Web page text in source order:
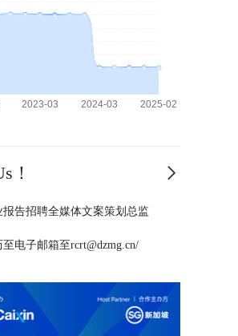
！
报告招聘全媒体文案策划总监
电子邮箱至rcrt@dzmg.cn/